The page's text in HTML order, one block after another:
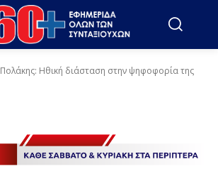
Πολάκης: Ηθική διάσταση στην ψηφοφορία της